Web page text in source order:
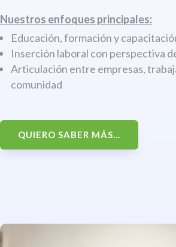
Nuestros enfoques principales:
Educación, formación y
Inserción laboral con perspectiva
Articulación entre empresas,
comunidad
QUIERO SABER MÁS...